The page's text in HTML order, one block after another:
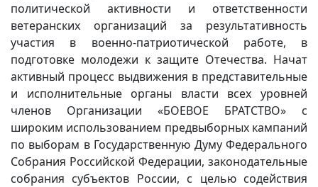
политической активности и ответственности
ветеранских организаций за результативность
участия в военно-патриотической работе, в
подготовке молодежи к защите Отечества. Начат
активный процесс выдвижения в представительные
и исполнительные органы власти всех уровней
членов Организации «БОЕВОЕ БРАТСТВО» с
широким использованием предвыборных кампаний
по выборам в Государственную Думу Федерального
Собрания Российской Федерации, законодательные
собрания субъектов России, с целью содействия